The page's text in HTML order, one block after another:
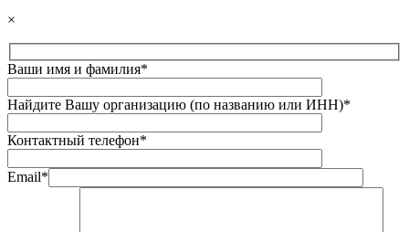
×
Ваши имя и фамилия*
Найдите Вашу организацию (по названию или ИНН)*
Контактный телефон*
Email*